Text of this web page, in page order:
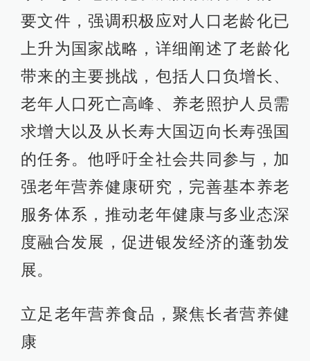
要文件，强调积极应对人口老龄化已
上升为国家战略，详细阐述了老龄化
带来的主要挑战，包括人口负增长、
老年人口死亡高峰、养老照护人员需
求增大以及从长寿大国迈向长寿强国
的任务。他呼吁全社会共同参与，加
强老年营养健康研究，完善基本养老
服务体系，推动老年健康与多业态深
度融合发展，促进银发经济的蓬勃发
展。
立足老年营养食品，聚焦长者营养健
康